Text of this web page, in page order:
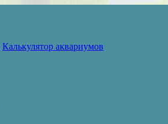
Калькулятор аквариумов